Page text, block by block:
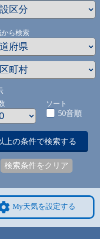
から検索
ソート
50音順
上の条件で検索する
検索条件をクリア
My天気を設定する